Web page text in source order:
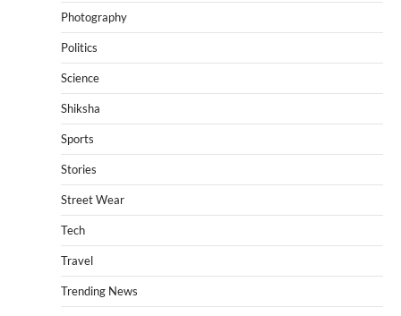
Photography
Politics
Science
Shiksha
Sports
Stories
Street Wear
Tech
Travel
Trending News